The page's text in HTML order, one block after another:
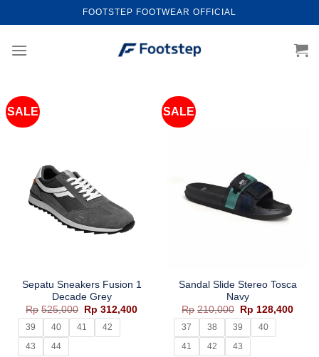
to
content
FOOTSTEP FOOTWEAR OFFICIAL
SALE
Sepatu Sneakers Fusion 1
Decade Grey
Rp 525,000
Harga
aslinya
adalah:
Rp525,000.
Rp 312,400Harga
Rp312,400.
39 40 41
42
43
44
SALE
Sandal Slide Stereo Tosca
Navy
Rp 210,000
Harga
aslinya
adalah:
Rp210,000.
Rp 128,400
37 38 39
40
41
42 43